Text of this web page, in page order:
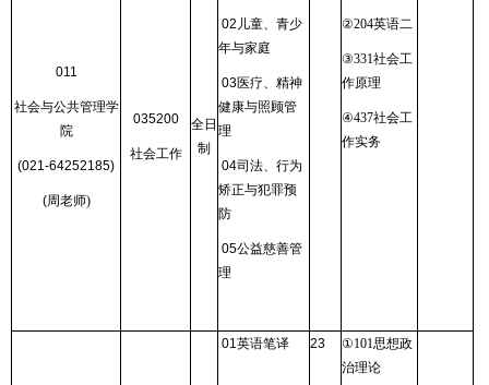
011
社会与公共管理学
院
(021-64252185)
(周老师)
035200
社会工作
全日
制
02 儿童、青少
年与家庭
03医疗、精神
健康与照顾管
理
04司法、行为
矫正与犯罪预
防
05公益慈善管
理
②204英语二
③331社会工
作原理
④437社会工
作实务
01英语笔译 23 ①101思想政
治理论